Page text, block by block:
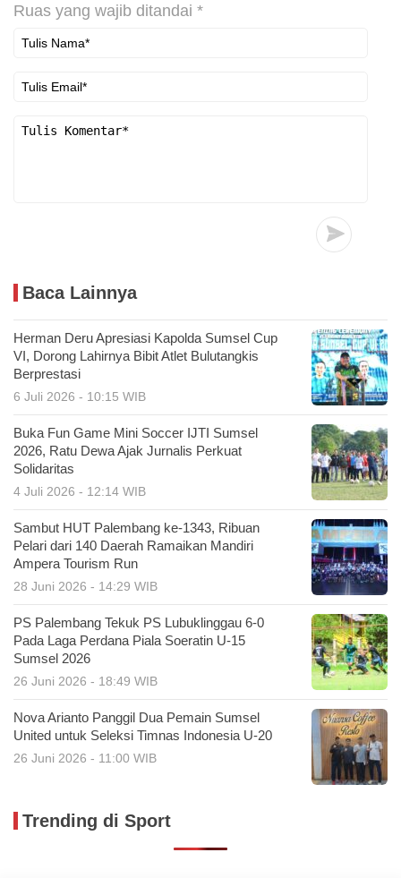
Ruas yang wajib ditandai *
Baca Lainnya
Herman Deru Apresiasi Kapolda Sumsel Cup
VI, Dorong Lahirnya Bibit Atlet Bulutangkis
Berprestasi
6 Juli 2026 - 10:15 WIB
Buka Fun Game Mini Soccer IJTI Sumsel
2026, Ratu Dewa Ajak Jurnalis Perkuat
Solidaritas
4 Juli 2026 - 12:14 WIB
Sambut HUT Palembang ke-1343, Ribuan
Pelari dari 140 Daerah Ramaikan Mandiri
Ampera Tourism Run
28 Juni 2026 - 14:29 WIB
PS Palembang Tekuk PS Lubuklinggau 6-0
Pada Laga Perdana Piala Soeratin U-15
Sumsel 2026
26 Juni 2026 - 18:49 WIB
Nova Arianto Panggil Dua Pemain Sumsel
United untuk Seleksi Timnas Indonesia U-20
26 Juni 2026 - 11:00 WIB
Trending di Sport